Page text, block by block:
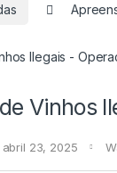
Vinhos
abril 23, 2025